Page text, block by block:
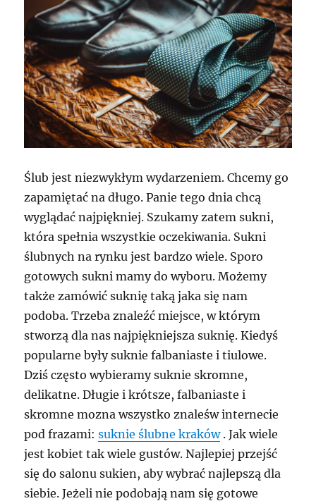
Ślub jest niezwykłym wydarzeniem. Chcemy go
zapamiętać na długo. Panie tego dnia chcą
wyglądać najpiękniej. Szukamy zatem sukni,
która spełnia wszystkie oczekiwania. Sukni
ślubnych na rynku jest bardzo wiele. Sporo
gotowych sukni mamy do wyboru. Możemy
także zamówić suknię taką jaka się nam
podoba. Trzeba znaleźć miejsce, w którym
stworzą dla nas najpiękniejsza suknię. Kiedyś
popularne były suknie falbaniaste i tiulowe.
Dziś często wybieramy suknie skromne,
delikatne. Długie i krótsze, falbaniaste i
skromne mozna wszystko znaleśw internecie
pod frazami:suknie ślubne kraków. Jak wiele
jest kobiet tak wiele gustów. Najlepiej przejść
się do salonu sukien, aby wybrać najlepszą dla
siebie. Jeżeli nie podobają nam się gotowe